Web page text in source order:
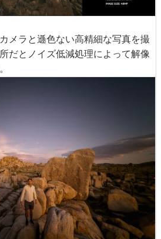
メラと遜色ない高精細な写真を撮
だとノイズ低減処理によって解像